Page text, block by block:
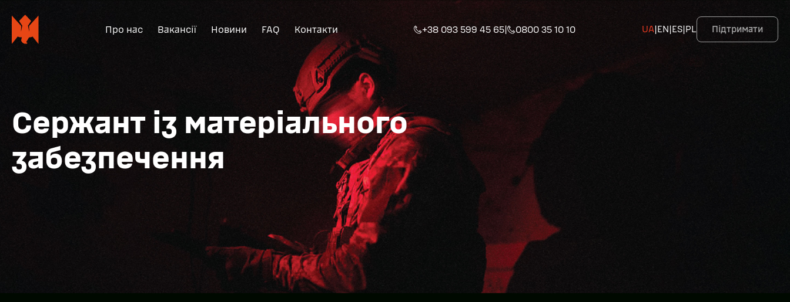
Про нас Вакансії Новини FAQ Контакти +38 093 599 45 65| 0800 35 10 10 UA|EN|ES|PL Підтримати
Сержант із матеріального
забезпечення